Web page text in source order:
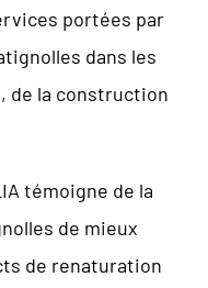
portées par
dans les
de la construction
témoigne de la
de mieux
de renaturation